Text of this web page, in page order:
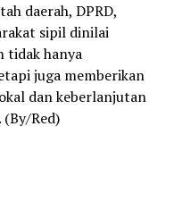
daerah, DPRD,
sipil dinilai
tidak hanya
juga memberikan
dan keberlanjutan
Red)